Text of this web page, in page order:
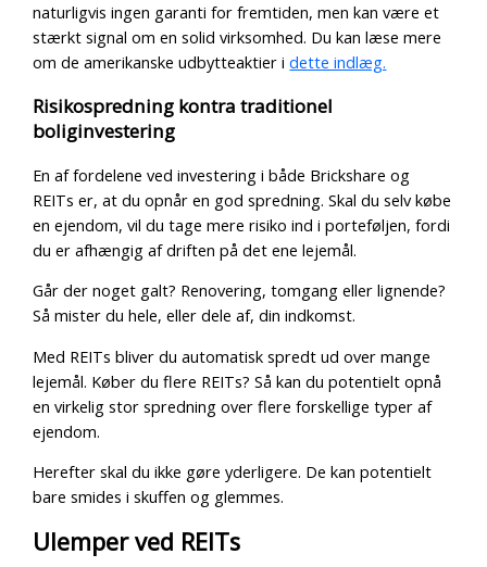
naturligvis ingen garanti for fremtiden, men kan være et
stærkt signal om en solid virksomhed. Du kan læse mere
om de amerikanske udbytteaktier idette indlæg.
Risikospredning kontra traditionel
boliginvestering
En af fordelene ved investering i både Brickshare og
REITs er, at du opnår en god spredning. Skal du selv købe
en ejendom, vil du tage mere risiko ind i porteføljen, fordi
du er afhængig af driften på det ene lejemål.
Går der noget galt? Renovering, tomgang eller lignende?
Så mister du hele, eller dele af, din indkomst.
Med REITs bliver du automatisk spredt ud over mange
lejemål. Køber du flere REITs? Så kan du potentielt opnå
en virkelig stor spredning over flere forskellige typer af
ejendom.
Herefter skal du ikke gøre yderligere. De kan potentielt
bare smides i skuffen og glemmes.
Ulemper ved REITs